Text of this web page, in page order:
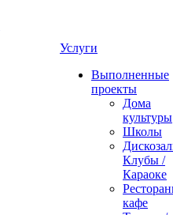
Услуги
Выполненные
проекты
Дома
культуры
Школы
Клубы /
Караоке
кафе